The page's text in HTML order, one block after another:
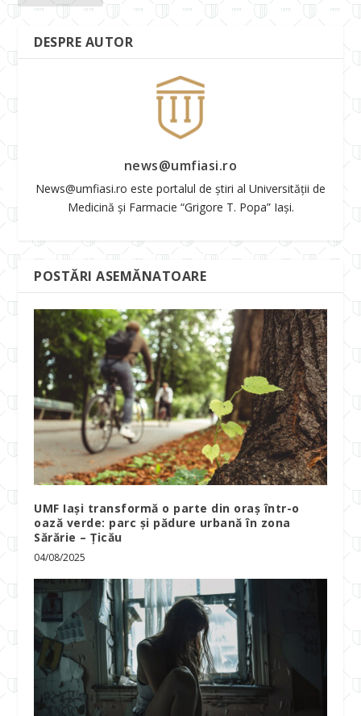
DESPRE AUTOR
news@umfiasi.ro
News@umfiasi.ro este portalul de știri al Universității de
Medicină și Farmacie “Grigore T. Popa” Iași.
POSTĂRI ASEMĂNATOARE
UMF Iași transformă o parte din oraș într-o
oază verde: parc și pădure urbană în zona
Sărărie – Țicău
04/08/2025